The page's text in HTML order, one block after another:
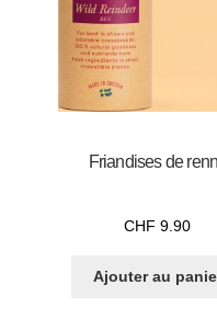
Friandises de
CHF 9.90
Ajouter au